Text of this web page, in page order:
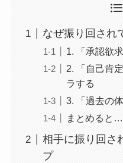
なぜ振り回され
1. 「承認欲
2. 「自己肯
ラする
3. 「過去の
まとめると…
相手に振り回さ
プ